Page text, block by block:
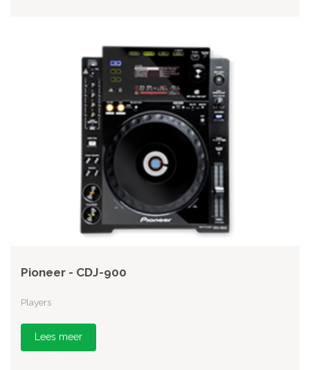
Pioneer - CDJ-900
Players
Lees meer